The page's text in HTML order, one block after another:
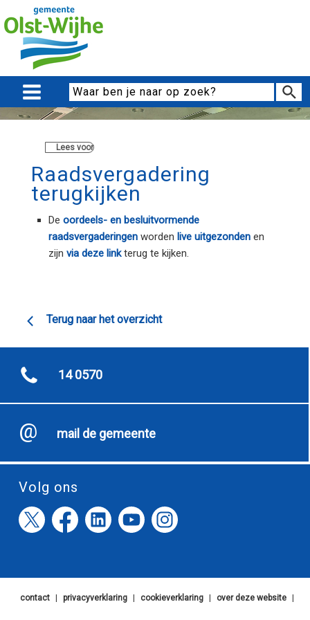
Lees voor
Raadsvergadering
terugkijken
De oordeels- en besluitvormende
raadsvergaderingen worden live uitgezonden en
zijn via deze linkterug te kijken.
Terug naar het overzicht
14 0570
mail de gemeente
Volg ons
contact privacyverklaring cookieverklaring over deze website